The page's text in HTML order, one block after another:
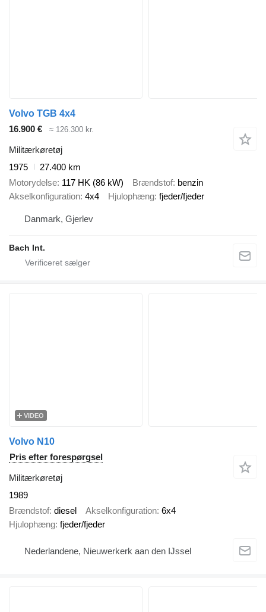
Volvo TGB 4x4
16.900 €
≈ 126.300 kr.
Militærkøretøj
1975
27.400 km
Motorydelse 117 HK (86 kW) Brændstof benzin
Akselkonfiguration 4x4 Hjulophæng fjeder/fjeder
Danmark, Gjerlev
Bach Int.
VIDEO
Volvo N10
Pris efter forespørgsel
Militærkøretøj
1989
Brændstof diesel Akselkonfiguration 6x4
Hjulophæng fjeder/fjeder
Nederlandene, Nieuwerkerk aan den IJssel